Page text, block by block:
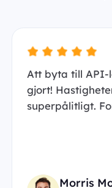
Att byta till
gjort!
superpålitligt.
Morris